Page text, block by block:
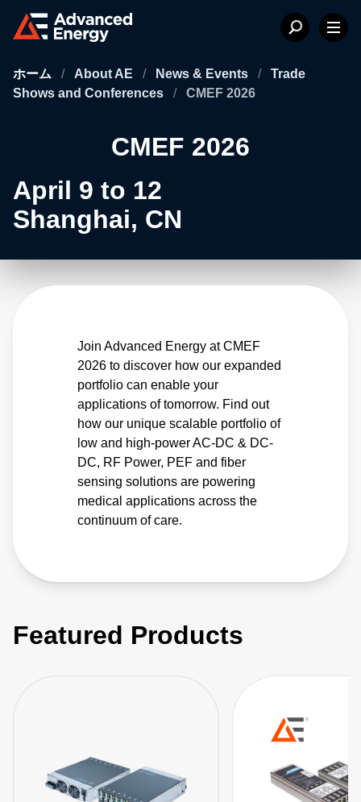
ホーム / About AE / News & Events /
Trade
Shows and Conferences
/ CMEF 2026
CMEF 2026
April 9 to 12
Shanghai, CN
Join Advanced Energy at CMEF
2026 to discover how our expanded
portfolio can enable your
applications of tomorrow. Find out
how our unique scalable portfolio of
low and high-power AC-DC & DC-
DC, RF Power, PEF and fiber
sensing solutions are powering
medical applications across the
continuum of care.
Featured Products